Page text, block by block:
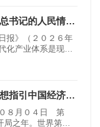
“扎扎实实建设现代化产业体系”（总书记的人民情怀）
报》（２０２６年
业体系是现代
东风浩荡开新局——习近平经济思想指引中国经济高质量发展行稳致远
０８月０４日 第
之年。世界第二